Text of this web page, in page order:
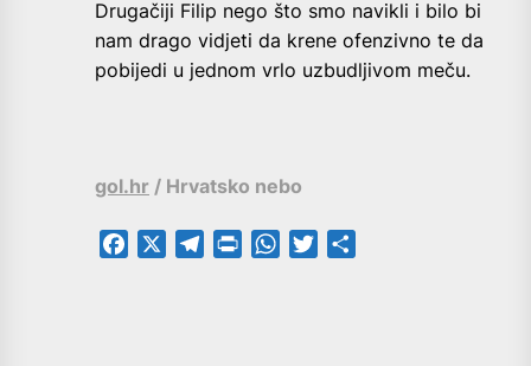
Drugačiji Filip nego što smo navikli i bilo bi
nam drago vidjeti da krene ofenzivno te da
pobijedi u jednom vrlo uzbudljivom meču.
gol.hr / Hrvatsko nebo
Facebook TelegramPrintFriendly
WhatsApp
Twitter